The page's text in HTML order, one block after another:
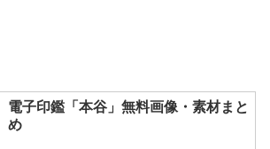
電子印鑑「本谷」無料画像・素材まと
め